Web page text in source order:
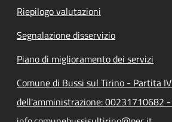
Riepilogo valutazioni
Segnalazione disservizio
Piano di miglioramento dei servizi
Comune di Bussi sul Tirino - Partita
dell'amministrazione: 00231710682 -